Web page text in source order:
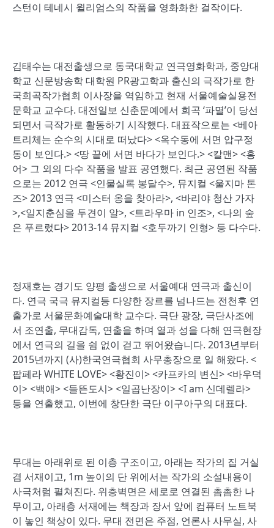
스턴이 테네시 윌리엄스의 작품을 영화화한 걸작이다.
김태수는 대전출생으로 동국대학교 연극영화학과, 중앙대
학교 신문방송학 대학원 PR광고학과 출신의 극작가로 한
국희곡작가협회 이사장을 역임하고 현재 서울예술실용전
문학교 교수다. 대전일보 신춘문예에서 희곡 ‘파멸’이 당선
되면서 극작가로 활동하기 시작했다. 대표작으로는 <베아
트리체는 순수의 시대로 떠났다> <옥수동에 서면 압구정
동이 보인다.> <땅 끝에 서면 바다가 보인다.> <칼맨> <홍
어> 그 외의 다수 작품을 발표 공연했다. 최근 공연된 작품
으로는 2012 연극 <인물실록 봉달수>, 뮤지컬 <울지마 톤
즈> 2013 연극 <미스터 옹을 찾아라>, <바리야 청산 가자
>,<일지춘심을 두견이 알>, <트라우마 in 인조>, <나의 숲
은 푸르렀다> 2013-14 뮤지컬 <호두까기 인형> 등 다수다.
정재호는 경기도 양평 출생으로 서울예대 연극과 출신이
다. 연극 국극 뮤지컬등 다양한 장르를 넘나드는 전천후 연
출가로 서울문화예술대학 교수다. 극단 광장, 극단사조에
서 조연출, 무대감독, 연출을 하며 열과 성을 다해 연극현장
에서 연극의 길을 쉼 없이 걷고 뛰어왔습니다. 2013년부터
2015년까지 (사)한국연극협회 사무총장으로 일 해왔다. <
팝페라 WHITE LOVE> <황진이> <카프카의 변신> <바우덕
이> <백애> <들뜬도시> <일곱난장이> <I am 신데렐라>
등을 연출했고, 이번에 창단한 극단 이구아구의 대표다.
무대는 아래위로 된 이층 구조이고, 아래는 작가의 집 거실
겸 서재이고, 1m 높이의 단 위에서는 작가의 소설내용이
사극처럼 펼쳐진다. 위층벽면은 세로로 연결된 촘촘한 나
무이고, 아래층 서재에는 책장과 장서 앞에 컴퓨터 노트북
이 놓인 책상이 있다. 무대 전면은 주점, 언론사 사무실, 사